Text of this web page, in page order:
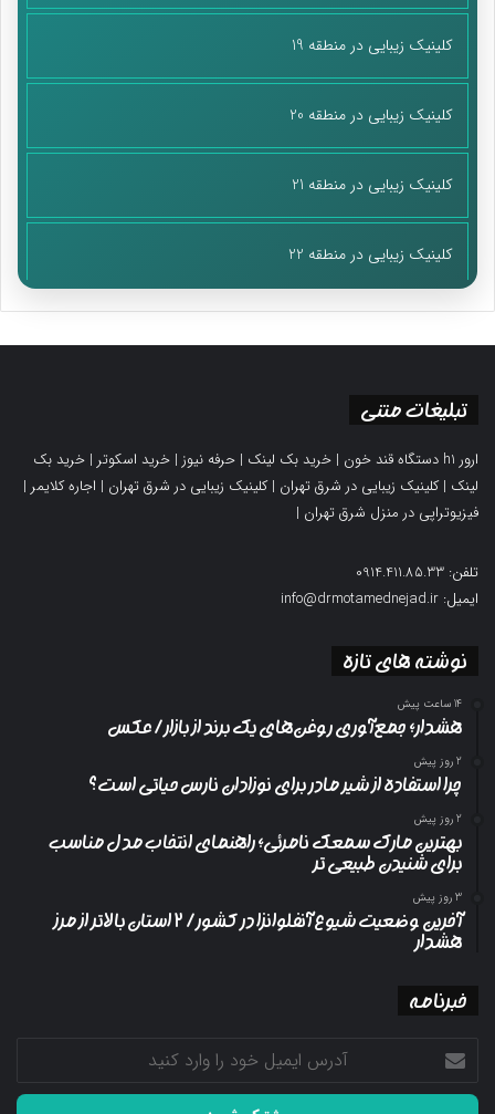
کلینیک زیبایی در منطقه 19
کلینیک زیبایی در منطقه 20
کلینیک زیبایی در منطقه 21
کلینیک زیبایی در منطقه 22
تبلیغات متنی
ارور h1 دستگاه قند خون | خرید بک لینک | حرفه نیوز | خرید اسکوتر | خرید بک
لینک |کلینیک زیبایی در شرق تهران |کلینیک زیبایی در شرق تهران | اجاره کلایمر |
فیزیوتراپی در منزل شرق تهران |
تلفن: 0914.411.85.33
ایمیل: info@drmotamednejad.ir
نوشته های تازه
14 ساعت پیش
هشدار؛ جمع‌آوری روغن‌های یک برند از بازار/ عکس
2 روز پیش
چرا استفاده از شیر مادر برای نوزادان نارس حیاتی است؟
2 روز پیش
بهترین مارک سمعک نامرئی؛ راهنمای انتخاب مدل مناسب
برای شنیدن طبیعی تر
3 روز پیش
آخرین وضعیت شیوع آنفلوانزا در کشور/ ۲ استان بالاتر از مرز
هشدار
خبرنامه
آدرس
ایمیل
خود